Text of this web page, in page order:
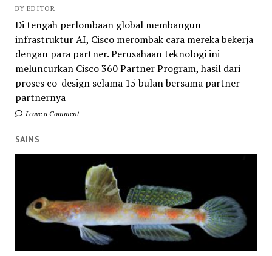
BY EDITOR
Di tengah perlombaan global membangun
infrastruktur AI, Cisco merombak cara mereka bekerja
dengan para partner. Perusahaan teknologi ini
meluncurkan Cisco 360 Partner Program, hasil dari
proses co-design selama 15 bulan bersama partner-
partnernya
Leave a Comment
SAINS